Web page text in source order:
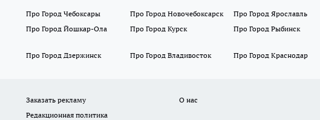
Про Город Чебоксары Про Город Новочебоксарск Про Город Ярославль
Про Город Йошкар-Ола
Про Город Курск Про Город Рыбинск
Про Город Дзержинск
Про Город Владивосток Про Город Краснодар
Заказать рекламу О нас
Редакционная политика